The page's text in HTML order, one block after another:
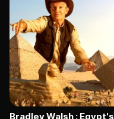
Bradley Walsh : Egypt's